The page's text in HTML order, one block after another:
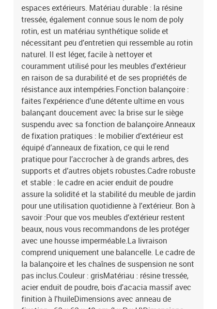
espaces extérieurs. Matériau durable : la résine
tressée, également connue sous le nom de poly
rotin, est un matériau synthétique solide et
nécessitant peu d'entretien qui ressemble au rotin
naturel. Il est léger, facile à nettoyer et
couramment utilisé pour les meubles d'extérieur
en raison de sa durabilité et de ses propriétés de
résistance aux intempéries.Fonction balançoire :
faites l'expérience d'une détente ultime en vous
balançant doucement avec la brise sur le siège
suspendu avec sa fonction de balançoire.Anneaux
de fixation pratiques : le mobilier d’extérieur est
équipé d’anneaux de fixation, ce qui le rend
pratique pour l’accrocher à de grands arbres, des
supports et d’autres objets robustes.Cadre robuste
et stable : le cadre en acier enduit de poudre
assure la solidité et la stabilité du meuble de jardin
pour une utilisation quotidienne à l'extérieur. Bon à
savoir :Pour que vos meubles d'extérieur restent
beaux, nous vous recommandons de les protéger
avec une housse imperméable.La livraison
comprend uniquement une balancelle. Le cadre de
la balançoire et les chaînes de suspension ne sont
pas inclus.Couleur : grisMatériau : résine tressée,
acier enduit de poudre, bois d'acacia massif avec
finition à l'huileDimensions avec anneau de